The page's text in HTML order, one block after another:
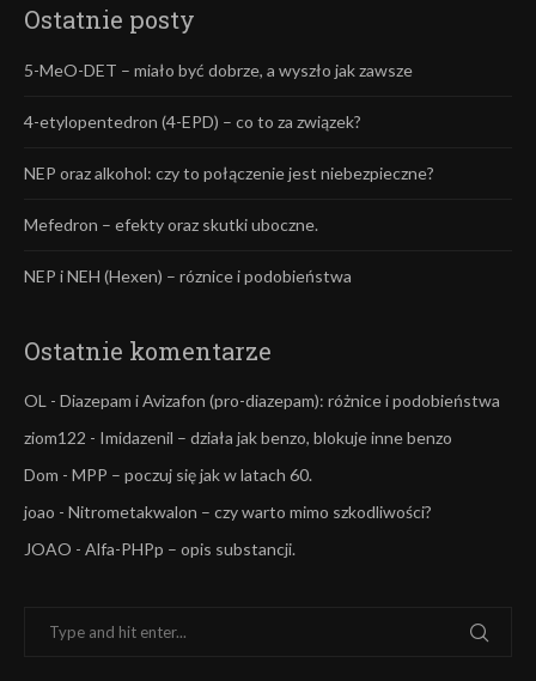
Ostatnie posty
5-MeO-DET – miało być dobrze, a wyszło jak zawsze
4-etylopentedron (4-EPD) – co to za związek?
NEP oraz alkohol: czy to połączenie jest niebezpieczne?
Mefedron – efekty oraz skutki uboczne.
NEP i NEH (Hexen) – róznice i podobieństwa
Ostatnie komentarze
OL - Diazepam i Avizafon (pro-diazepam): różnice i podobieństwa
ziom122 - Imidazenil – działa jak benzo, blokuje inne benzo
Dom - MPP – poczuj się jak w latach 60.
joao - Nitrometakwalon – czy warto mimo szkodliwości?
JOAO - Alfa-PHPp – opis substancji.